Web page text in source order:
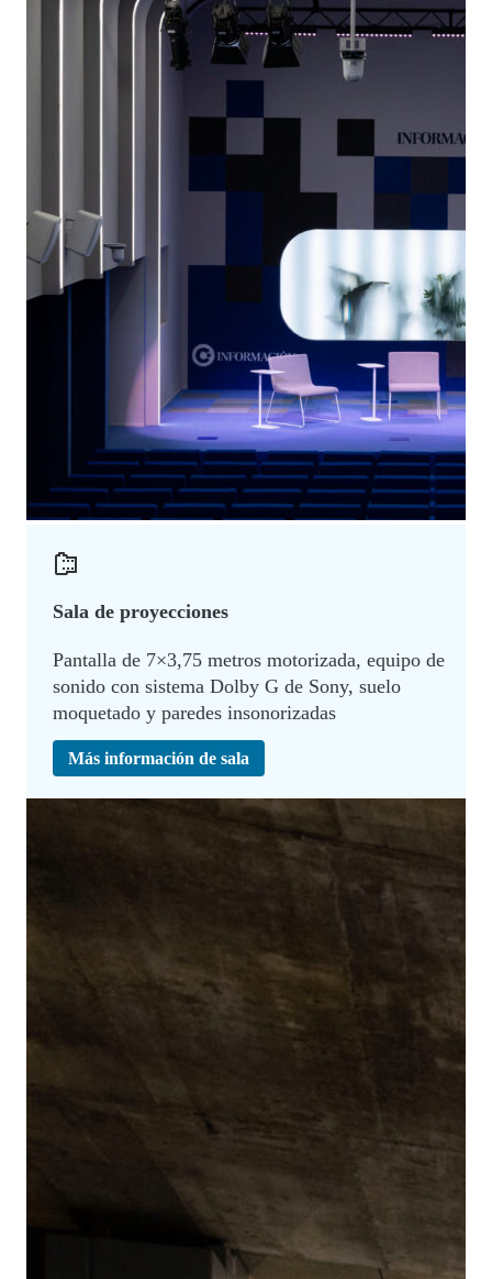
Sala de proyecciones
Pantalla de 7×3,75 metros motorizada, equipo de
sonido con sistema Dolby G de Sony, suelo
moquetado y paredes insonorizadas
Más información de sala